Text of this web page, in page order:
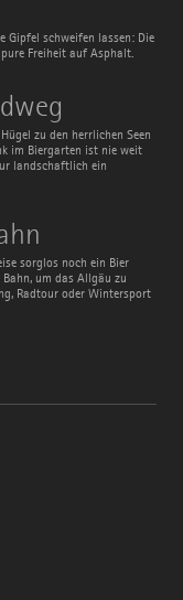
Gipfel schweifen lassen: Die
Freiheit auf Asphalt.
zu den herrlichen Seen
im Biergarten ist nie weit
landschaftlich ein
sorglos noch ein Bier
um das Allgäu zu
Radtour oder Wintersport